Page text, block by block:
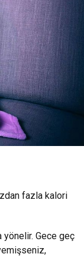
fazla kalori
yönelir. Gece geç